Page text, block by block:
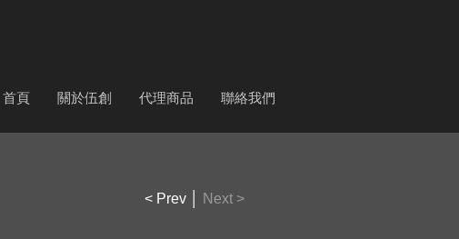
首頁 關於伍創 代理商品 聯絡我們
< Prev Next >